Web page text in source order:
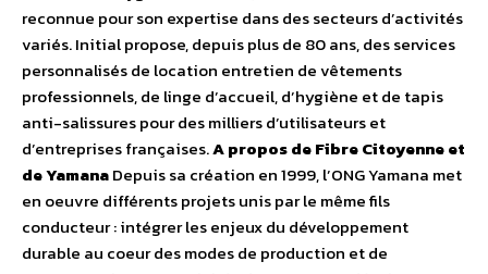
reconnue pour son expertise dans des secteurs d’activités
variés. Initial propose, depuis plus de 80 ans, des services
personnalisés de location entretien de vêtements
professionnels, de linge d’accueil, d’hygiène et de tapis
anti-salissures pour des milliers d’utilisateurs et
d’entreprises françaises.A propos de Fibre Citoyenne et
de YamanaDepuis sa création en 1999, l’ONG Yamana met
en oeuvre différents projets unis par le même fils
conducteur : intégrer les enjeux du développement
durable au coeur des modes de production et de